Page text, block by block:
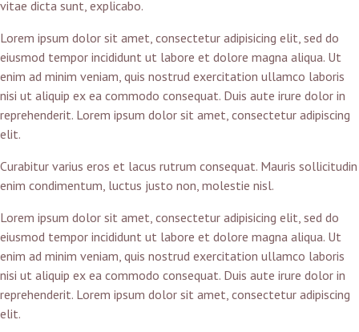
vitae dicta sunt, explicabo.
Lorem ipsum dolor sit amet, consectetur adipisicing elit, sed do
eiusmod tempor incididunt ut labore et dolore magna aliqua. Ut
enim ad minim veniam, quis nostrud exercitation ullamco laboris
nisi ut aliquip ex ea commodo consequat. Duis aute irure dolor in
reprehenderit. Lorem ipsum dolor sit amet, consectetur adipiscing
elit.
Curabitur varius eros et lacus rutrum consequat. Mauris sollicitudin
enim condimentum, luctus justo non, molestie nisl.
Lorem ipsum dolor sit amet, consectetur adipisicing elit, sed do
eiusmod tempor incididunt ut labore et dolore magna aliqua. Ut
enim ad minim veniam, quis nostrud exercitation ullamco laboris
nisi ut aliquip ex ea commodo consequat. Duis aute irure dolor in
reprehenderit. Lorem ipsum dolor sit amet, consectetur adipiscing
elit.